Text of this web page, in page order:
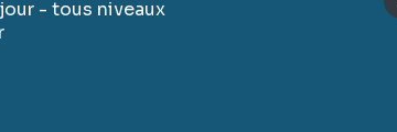
- tous niveaux